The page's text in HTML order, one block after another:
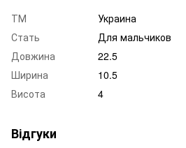
ТМ
Украина
Стать
Для мальчиков
Довжина
22.5
Ширина
10.5
Висота
4
Відгуки